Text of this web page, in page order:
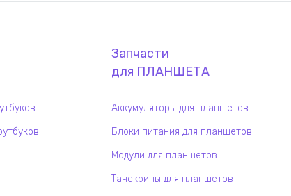
Запчасти
для ПЛАНШЕТА
Аккумуляторы для планшетов
Блоки питания для планшетов
Модули для планшетов
Тачскрины для планшетов